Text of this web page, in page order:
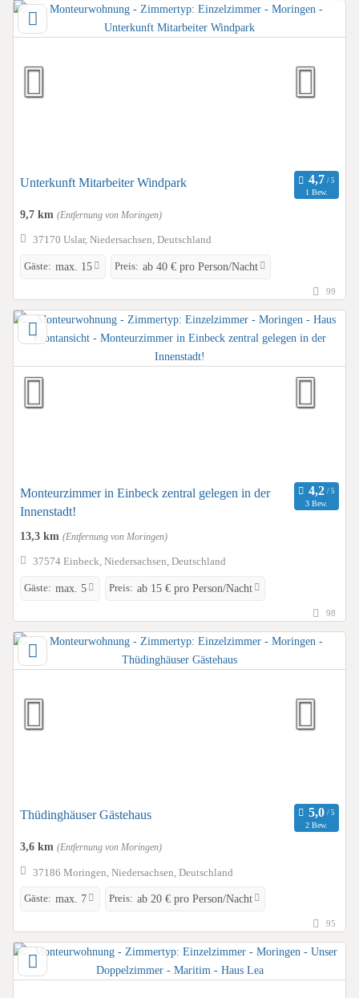
Unterkunft Mitarbeiter Windpark
1 Bew.
9,7 km (Entfernung von Moringen)
37170 Uslar, Niedersachsen, Deutschland
Gäste: max. 15 Preis: ab 40 € pro Person/Nacht
99
Monteurzimmer in Einbeck zentral gelegen in der
Innenstadt!
3 Bew.
13,3 km (Entfernung von Moringen)
37574 Einbeck, Niedersachsen, Deutschland
Gäste: max. 5 Preis: ab 15 € pro Person/Nacht
98
Thüdinghäuser Gästehaus
2 Bew.
3,6 km (Entfernung von Moringen)
37186 Moringen, Niedersachsen, Deutschland
Gäste: max. 7 Preis: ab 20 € pro Person/Nacht
95